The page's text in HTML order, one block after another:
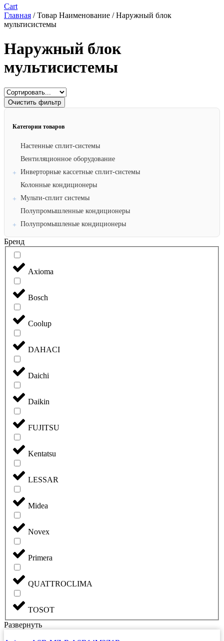
Cart
Главная / Товар Наименование / Наружный блок
мультисистемы
Наружный блок
мультисистемы
Очистить фильтр
Категории товаров
Настенные сплит-системы
Вентиляционное оборудование
Инверторные кассетные сплит-системы
Колонные кондиционеры
Мульти-сплит системы
Полупромышленные кондиционеры
Полупромышленые кондиционеры
Бренд
Axioma
Bosch
Coolup
DAHACI
Daichi
Daikin
FUJITSU
Kentatsu
LESSAR
Midea
Novex
Primera
QUATTROCLIMA
TOSOT
Развернуть